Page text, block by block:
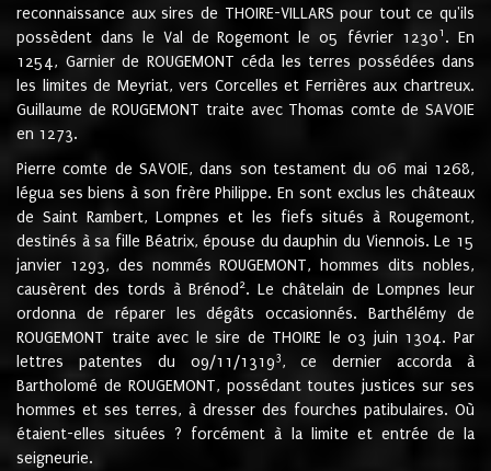
reconnaissance aux sires de THOIRE-VILLARS pour tout ce qu'ils
possèdent dans le Val de Rogemont le 05 février 12301 . En
1254, Garnier de ROUGEMONT céda les terres possédées dans
les limites de Meyriat, vers Corcelles et Ferrières aux chartreux.
Guillaume de ROUGEMONT traite avec Thomas comte de SAVOIE
en 1273.
Pierre comte de SAVOIE, dans son testament du 06 mai 1268,
légua ses biens à son frère Philippe. En sont exclus les châteaux
de Saint Rambert, Lompnes et les fiefs situés à Rougemont,
destinés à sa fille Béatrix, épouse du dauphin du Viennois. Le 15
janvier 1293, des nommés ROUGEMONT, hommes dits nobles,
causèrent des tords à Brénod 2. Le châtelain de Lompnes leur
ordonna de réparer les dégâts occasionnés. Barthélémy de
ROUGEMONT traite avec le sire de THOIRE le 03 juin 1304. Par
lettres patentes du 09/11/13193, ce dernier accorda à
Bartholomé de ROUGEMONT, possédant toutes justices sur ses
hommes et ses terres, à dresser des fourches patibulaires. Où
étaient-elles situées ? forcément à la limite et entrée de la
seigneurie.